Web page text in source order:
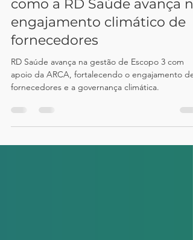
Case
Descarbonização na prática:
como a RD Saúde avança
engajamento climático de
fornecedores
apoio da ARCA, fortalecendo o engajamento de
fornecedores e a governança climática.